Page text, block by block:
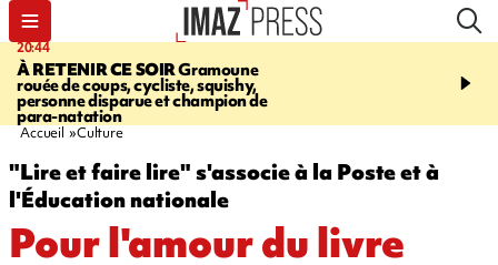
20:44
À RETENIR CE SOIRGramoune
rouée de coups, cycliste, squishy,
personne disparue et champion de
para-natation
20:35
assure que le
Accueil Culture
"Lire et faire lire" s'associe à la Poste et à
l'Éducation nationale
Pour l'amour du livre